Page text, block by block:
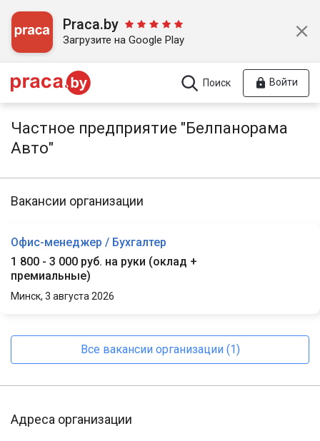
Praca.by
Загрузите на Google Play
Поиск Войти
Частное предприятие "Белпанорама
Авто"
Вакансии организации
Офис-менеджер / Бухгалтер
1 800 - 3 000 руб. на руки (оклад +
премиальные)
Минск, 3 августа 2026
Все вакансии организации (1)
Адреса организации